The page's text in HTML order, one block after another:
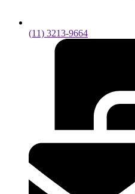
(11) 3213-9664